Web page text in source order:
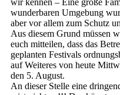
wunderbaren Umgebung
aber vor allem zum Schutz
Aus diesem Grund müssen
euch mitteilen, dass das
geplanten Festivals
auf Weiteres von heute
den 5. August.
An dieser Stelle eine